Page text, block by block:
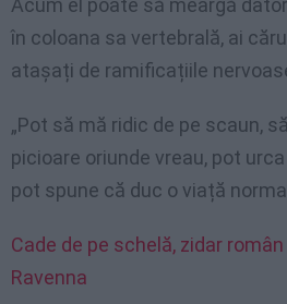
Acum el poate să meargă
în coloana sa vertebrală, ai
atașați de ramificațiile
„Pot să mă ridic de pe scaun,
picioare oriunde vreau, pot
pot spune că duc o viață
Cade de pe schelă, zidar
Ravenna